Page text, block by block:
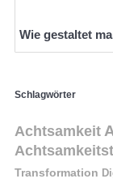
Wie gestaltet
Schlagwörter
Achtsamkeit
Transformation